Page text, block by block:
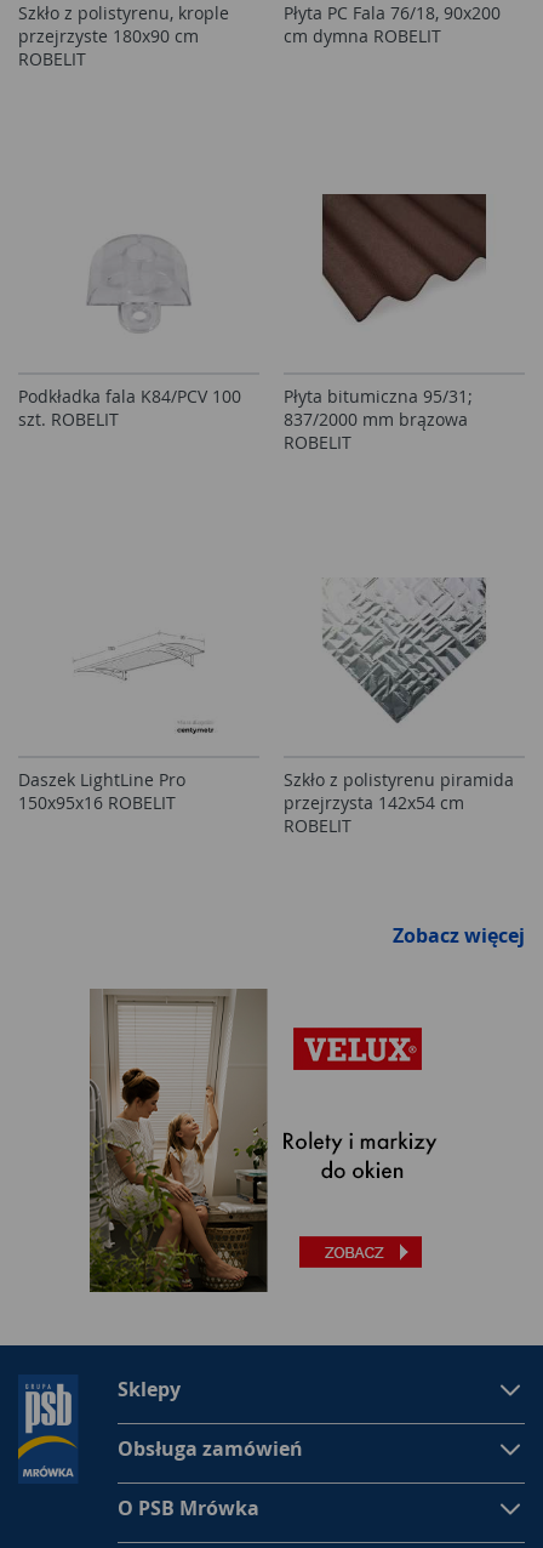
Szkło z polistyrenu, krople
przejrzyste 180x90 cm
ROBELIT
Płyta PC Fala 76/18, 90x200
cm dymna ROBELIT
Podkładka fala K84/PCV 100
szt. ROBELIT
Płyta bitumiczna 95/31;
837/2000 mm brązowa
ROBELIT
Daszek LightLine Pro
150x95x16 ROBELIT
Szkło z polistyrenu piramida
przejrzysta 142x54 cm
ROBELIT
Zobacz więcej
Sklepy
Obsługa zamówień
O PSB Mrówka